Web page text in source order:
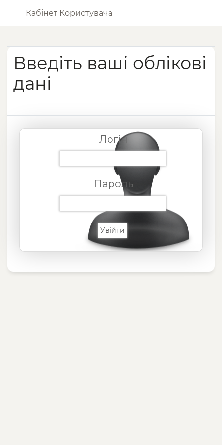
Кабінет Користувача
Введіть ваші облікові
дані
Логін
Пароль